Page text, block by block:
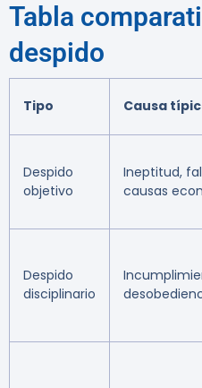
Tabla
despido
Tipo Causa
Despido
objetivo
Ineptitud,
causas
Despido
disciplinario